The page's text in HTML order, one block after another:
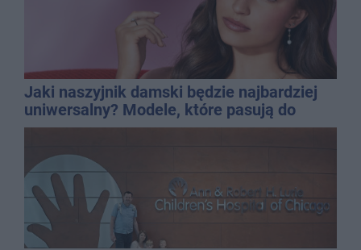
Jaki naszyjnik damski będzie najbardziej
uniwersalny? Modele, które pasują do
wielu stylizacji